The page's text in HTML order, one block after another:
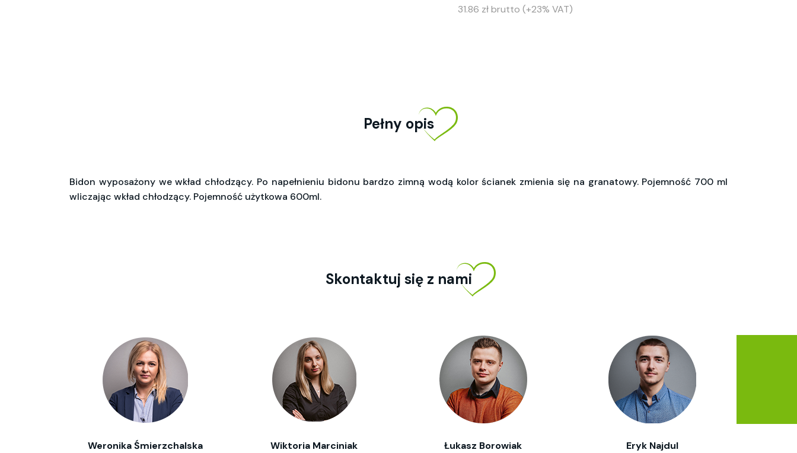
31.86 zł brutto (+23% VAT)
Pełny opis
Bidon wyposażony we wkład chłodzący. Po napełnieniu bidonu bardzo zimną wodą kolor ścianek zmienia się na granatowy. Pojemność 700 ml
wliczając wkład chłodzący. Pojemność użytkowa 600ml.
Skontaktuj się z nami
Weronika Śmierzchalska Wiktoria Marciniak Łukasz Borowiak Eryk Najdul